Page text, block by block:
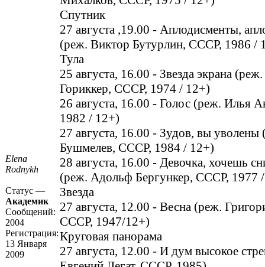
Elena
Rodnykh
Статус —
Академик
Сообщений:
2004
Регистрация:
13 Января
2009
Спутник
27 августа ,19.00 - Аплодисменты,
(реж. Виктор Бутурлин, СССР, 1986 /
Тула
25 августа, 16.00 - Звезда экрана
Гориккер, СССР, 1974 / 12+)
26 августа, 16.00 - Голос (реж. Илья
1982 / 12+)
27 августа, 16.00 - Зудов, вы
Бушмелев, СССР, 1984 / 12+)
28 августа, 16.00 - Девочка, хочешь
(реж. Адольф Бергункер, СССР, 1977
Звезда
27 августа, 12.00 - Весна (реж.
СССР, 1947/12+)
Круговая панорама
27 августа, 12.00 - И дум высокое